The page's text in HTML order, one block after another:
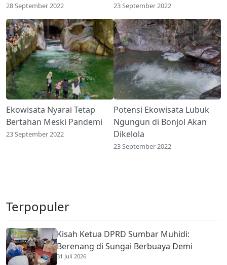
28 September 2022 23 September 2022
Ekowisata Nyarai Tetap
Bertahan Meski Pandemi
23 September 2022
Potensi Ekowisata Lubuk
Ngungun di Bonjol Akan
Dikelola
23 September 2022
Terpopuler
Kisah Ketua DPRD Sumbar Muhidi:
Berenang di Sungai Berbuaya Demi
Membantu Ekonomi Orang Tua
31 Juli 2026